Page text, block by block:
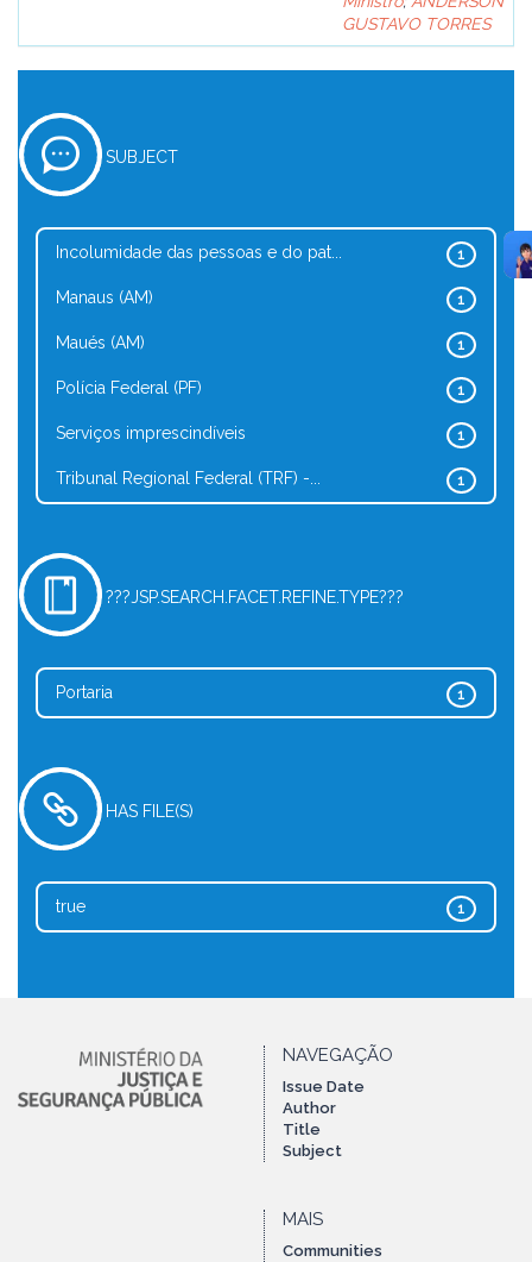
GUSTAVO TORRES
SUBJECT
1
Incolumidade das pessoas e do pat...
1
Manaus (AM)
1
Maués (AM)
1
Polícia Federal (PF)
1
Serviços imprescindíveis
1
Tribunal Regional Federal (TRF) -...
???JSP.SEARCH.FACET.REFINE.TYPE???
1
Portaria
HAS FILE(S)
1
true
NAVEGAÇÃO
Issue Date
Author
Title
Subject
MAIS
Communities